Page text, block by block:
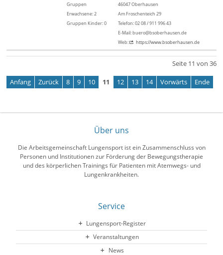
Gruppen
Erwachsene: 2
Gruppen Kinder: 0
46047 Oberhausen
Am Froschenteich 29
Telefon: 02 08 / 911 996 43
E-Mail: buero@bsoberhausen.de
Web:
https://www.bsoberhausen.de
Seite 11 von 36
Anfang Zurück 8 9 10 11 12 13 14 Vorwärts Ende
Über uns
Die Arbeitsgemeinschaft Lungensport ist ein Zusammenschluss von
Personen und Institutionen zur Förderung der Bewegungstherapie
und des körperlichen Trainings für Patienten mit Atemwegs- und
Lungenkrankheiten.
Service
Lungensport-Register
Veranstaltungen
News